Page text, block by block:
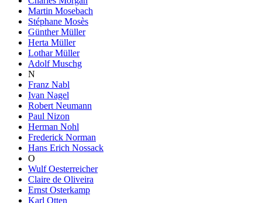
Martin Mosebach
Stéphane Mosès
Günther Müller
Herta Müller
Lothar Müller
Adolf Muschg
N
Franz Nabl
Ivan Nagel
Robert Neumann
Paul Nizon
Herman Nohl
Frederick Norman
Hans Erich Nossack
O
Wulf Oesterreicher
Claire de Oliveira
Ernst Osterkamp
Karl Otten